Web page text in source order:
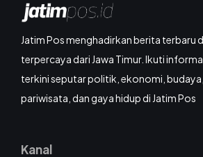
Jatim Pos menghadirkan berita terbaru
terpercaya dari Jawa Timur. Ikuti
terkini seputar politik, ekonomi, budaya,
pariwisata, dan gaya hidup di Jatim Pos
Kanal